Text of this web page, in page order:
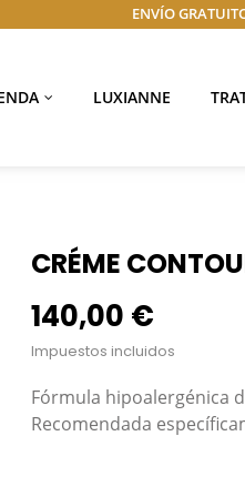
ENVÍO
LUXIANNE
CRÉME
140,00 €
Impuestos incluidos
Fórmula hipoalergénica
Recomendada